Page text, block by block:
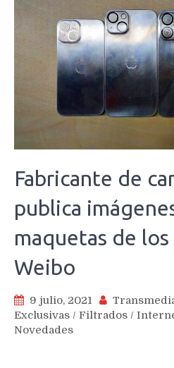
Fabricante de
publica
maquetas de
Weibo
9 julio, 2021
Exclusivas / Filtrados /
Novedades